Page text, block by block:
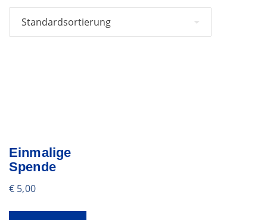
Einmalige
Spende
€ 5,00